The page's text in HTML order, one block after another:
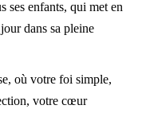
ses enfants, qui met en
dans sa pleine
où votre foi simple,
votre cœur